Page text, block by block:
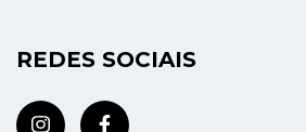
REDES SOCIAIS